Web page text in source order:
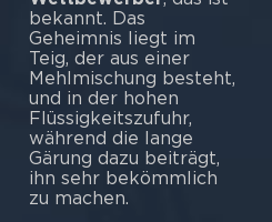
bekannt. Das
Geheimnis liegt im
Teig, der aus einer
Mehlmischung besteht,
und in der hohen
Flüssigkeitszufuhr,
während die lange
Gärung dazu beiträgt,
ihn sehr bekömmlich
zu machen.